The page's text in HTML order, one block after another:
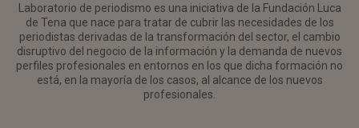
Laboratorio de periodismo es una iniciativa de la Fundación Luca
de Tena que nace para tratar de cubrir las necesidades de los
periodistas derivadas de la transformación del sector, el cambio
disruptivo del negocio de la información y la demanda de nuevos
perfiles profesionales en entornos en los que dicha formación no
está, en la mayoría de los casos, al alcance de los nuevos
profesionales.